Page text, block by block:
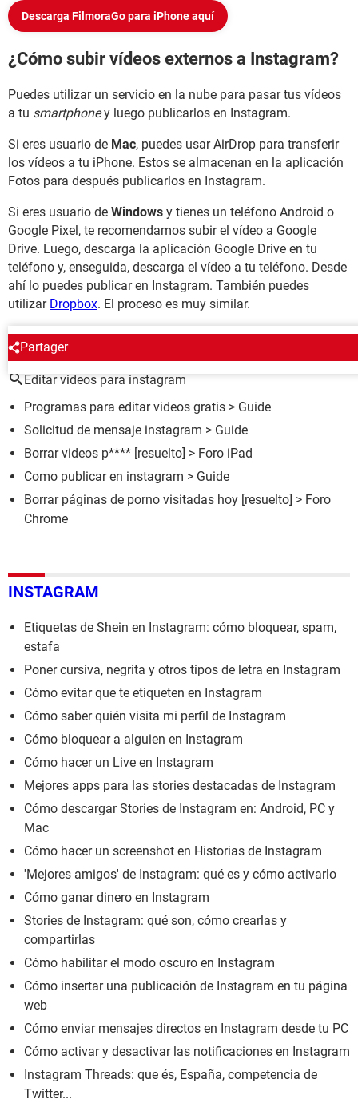
Descarga FilmoraGo para iPhone aquí
¿Cómo subir vídeos externos a Instagram?
Puedes utilizar un servicio en la nube para pasar tus vídeos
a tu smartphoney luego publicarlos en Instagram.
Si eres usuario de Mac, puedes usar AirDrop para transferir
los vídeos a tu iPhone. Estos se almacenan en la aplicación
Fotos para después publicarlos en Instagram.
Si eres usuario de Windows y tienes un teléfono Android o
Google Pixel, te recomendamos subir el vídeo a Google
Drive. Luego, descarga la aplicación Google Drive en tu
teléfono y, enseguida, descarga el vídeo a tu teléfono. Desde
ahí lo puedes publicar en Instagram. También puedes
utilizar Dropbox. El proceso es muy similar.
Partager
ALREDEDOR DEL MISMO TEMA
Editar videos para instagram
Programas para editar videos gratis > Guide
Solicitud de mensaje instagram > Guide
Borrar videos p**** [resuelto] > Foro iPad
Como publicar en instagram > Guide
Borrar páginas de porno visitadas hoy [resuelto] > Foro
Chrome
INSTAGRAM
Etiquetas de Shein en Instagram: cómo bloquear, spam,
estafa
Poner cursiva, negrita y otros tipos de letra en Instagram
Cómo evitar que te etiqueten en Instagram
Cómo saber quién visita mi perfil de Instagram
Cómo bloquear a alguien en Instagram
Cómo hacer un Live en Instagram
Mejores apps para las stories destacadas de Instagram
Cómo descargar Stories de Instagram en: Android, PC y
Mac
Cómo hacer un screenshot en Historias de Instagram
'Mejores amigos' de Instagram: qué es y cómo activarlo
Cómo ganar dinero en Instagram
Stories de Instagram: qué son, cómo crearlas y
compartirlas
Cómo habilitar el modo oscuro en Instagram
Cómo insertar una publicación de Instagram en tu página
web
Cómo enviar mensajes directos en Instagram desde tu PC
Cómo activar y desactivar las notificaciones en Instagram
Instagram Threads: que és, España, competencia de
Twitter...